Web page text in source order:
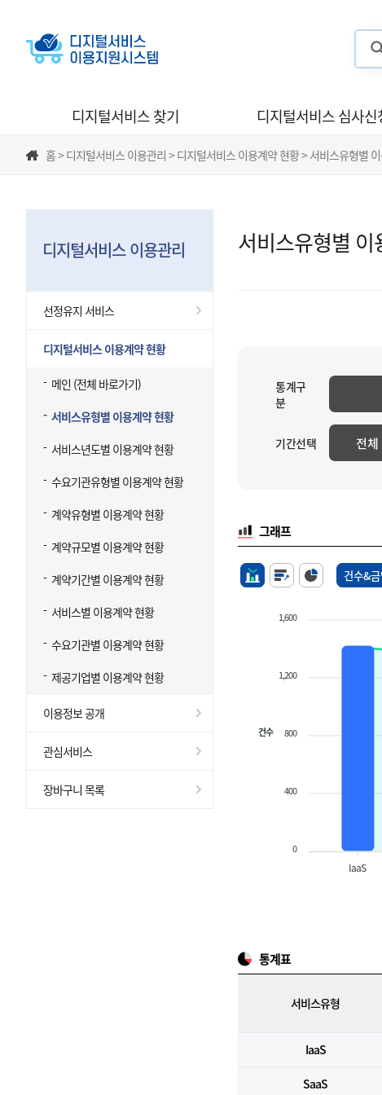
디지털서비스 찾기 디지털서비스 심사신
홈 > 디지털서비스 이용관리 > 디지털서비스 이용계약 현황 > 서비스유형별
디지털서비스 이용관리
선정유지 서비스
디지털서비스 이용계약 현황
메인 (전체 바로가기)
서비스유형별 이용계약 현황
서비스년도별 이용계약 현황
수요기관유형별 이용계약 현황
계약유형별 이용계약 현황
계약규모별 이용계약 현황
계약기간별 이용계약 현황
서비스별 이용계약 현황
수요기관별 이용계약 현황
제공기업별 이용계약 현황
이용정보 공개
관심서비스
장바구니 목록
서비스유형별 이
통계구
분
기간선택 전체
그래프
건수&
1,600
1,200
800
400
0
건수
IaaS
통계표
서비스유형
IaaS
SaaS